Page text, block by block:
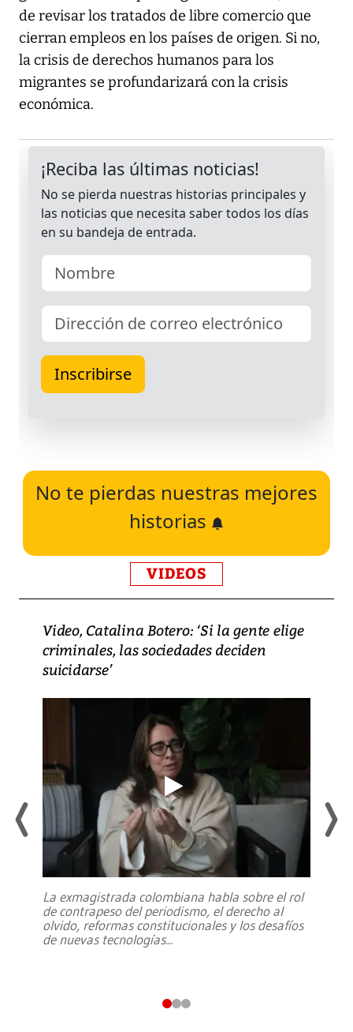
de revisar los tratados de libre comercio que
cierran empleos en los países de origen. Si no,
la crisis de derechos humanos para los
migrantes se profundarizará con la crisis
económica.
No te pierdas nuestras mejores
historias
VIDEOS
Video, Catalina Botero: ‘Si la gente elige
criminales, las sociedades deciden
suicidarse’
La exmagistrada colombiana habla sobre el rol
de contrapeso del periodismo, el derecho al
olvido, reformas constitucionales y los desafíos
de nuevas tecnologías...